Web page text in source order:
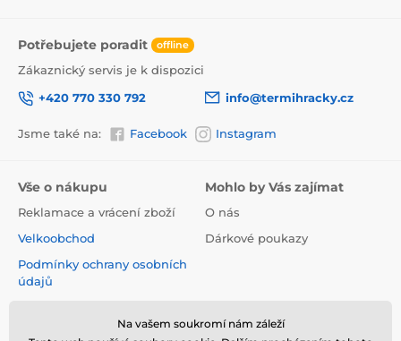
Potřebujete poradit offline
Zákaznický servis je k dispozici
+420 770 330 792
info@termihracky.cz
Jsme také na: Facebook Instagram
Vše o nákupu
Reklamace a vrácení zboží
Velkoobchod
Podmínky ochrany osobních
údajů
Mohlo by Vás zajímat
O nás
Dárkové poukazy
Na vašem soukromí nám záleží